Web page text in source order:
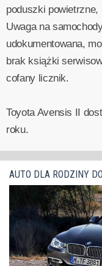
poduszki
Uwaga na
udokumentowana,
brak książki
cofany licznik.
Toyota Avensis II
roku.
AUTO DLA RODZINY